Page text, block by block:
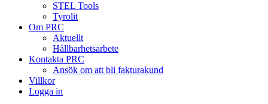
STEL Tools
Tyrolit
Om PRC
Aktuellt
Hållbarhetsarbete
Kontakta PRC
Ansök om att bli fakturakund
Villkor
Logga in